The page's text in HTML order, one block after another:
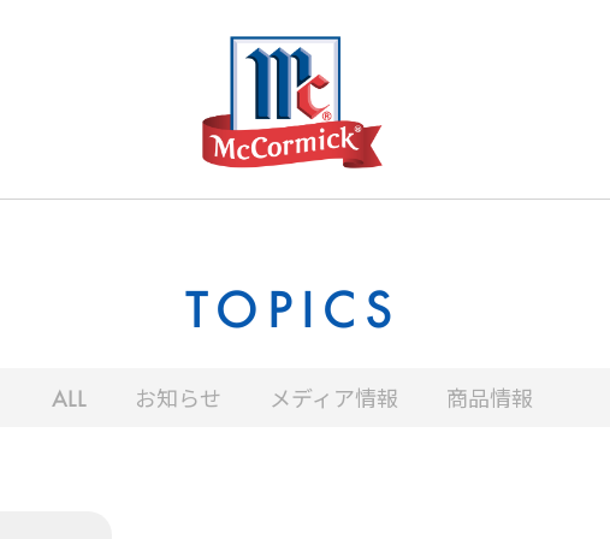
TOPICS
ALL お知らせ メディア情報 商品情報